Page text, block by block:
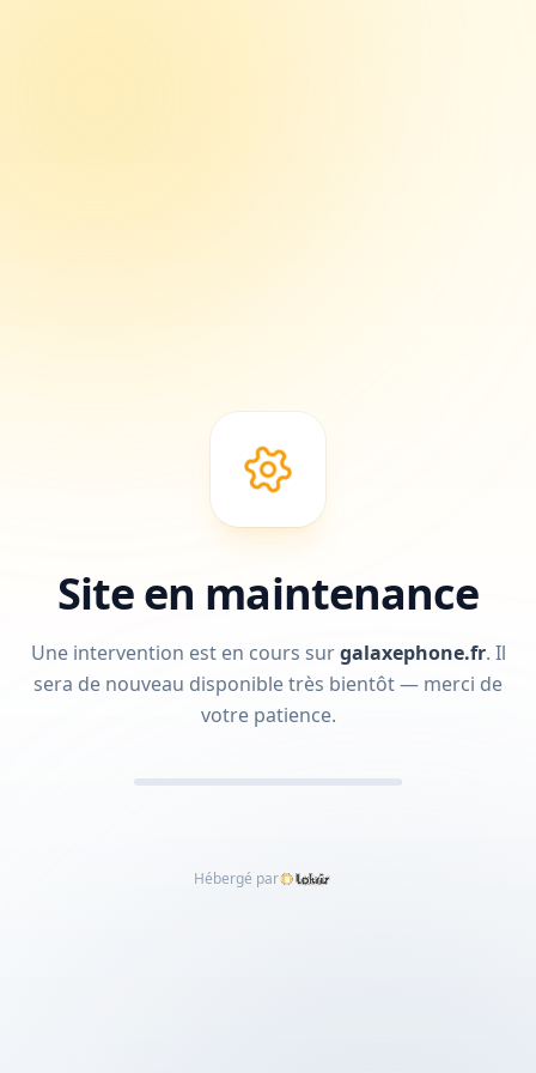
Site en maintenance
Une intervention est en cours surgalaxephone.fr. Il
sera de nouveau disponible très bientôt — merci de
votre patience.
Hébergé par